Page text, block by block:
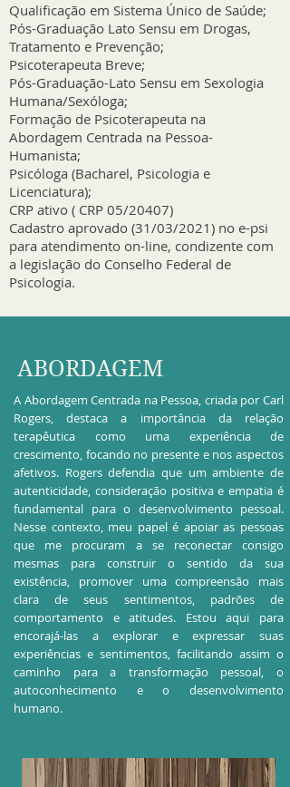
Qualificação em Sistema Único de Saúde;
Pós-Graduação Lato Sensu em Drogas,
Tratamento e Prevenção;
Psicoterapeuta Breve;
Pós-Graduação-Lato Sensu em Sexologia
Humana/Sexóloga;
Formação de Psicoterapeuta na
Abordagem Centrada na Pessoa-
Humanista;
Psicóloga (Bacharel, Psicologia e
Licenciatura);
CRP ativo ( CRP 05/20407)
Cadastro aprovado (31/03/2021) no e-psi
para atendimento on-line, condizente com
a legislação do Conselho Federal de
Psicologia.
ABORDAGEM
A Abordagem Centrada na Pessoa, criada por Carl
Rogers, destaca a importância da relação
terapêutica como uma experiência de
crescimento, focando no presente e nos aspectos
afetivos. Rogers defendia que um ambiente de
autenticidade, consideração positiva e empatia é
fundamental para o desenvolvimento pessoal.
Nesse contexto, meu papel é apoiar as pessoas
que me procuram a se reconectar consigo
mesmas para construir o sentido da sua
existência, promover uma compreensão mais
clara de seus sentimentos, padrões de
comportamento e atitudes. Estou aqui para
encorajá-las a explorar e expressar suas
experiências e sentimentos, facilitando assim o
caminho para a transformação pessoal, o
autoconhecimento e o desenvolvimento
humano.